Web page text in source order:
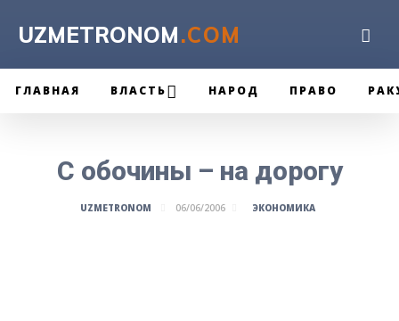
UZMETRONOM.COM
ГЛАВНАЯ ВЛАСТЬ НАРОД ПРАВО
С обочины – на дорогу
UZMETRONOM 06/06/2006 ЭКОНОМИКА